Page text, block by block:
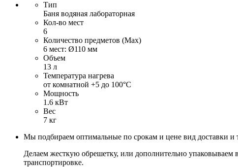
Тип
Баня водяная лабораторная
Кол-во мест
6
Количество предметов (Max)
6 мест: Ø110 мм
Объем
13 л
Температура нагрева
от комнатной +5 до 100°С
Мощность
1.6 кВт
Вес
7 кг
Мы подбираем оптимальные по срокам и цене вид доставки
Делаем жесткую обрешетку, или дополнительно
транспортировке.